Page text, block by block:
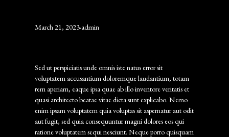
March 21, 2023·admin
Sed ut perspiciatis unde omnis iste natus error sit
voluptatem accusantium doloremque laudantium, totam
rem aperiam, eaque ipsa quae ab illo inventore veritatis et
quasi architecto beatae vitae dicta sunt explicabo. Nemo
enim ipsam voluptatem quia voluptas sit aspernatur aut odit
aut fugit, sed quia consequuntur magni dolores eos qui
ratione voluptatem sequi nesciunt. Neque porro quisquam